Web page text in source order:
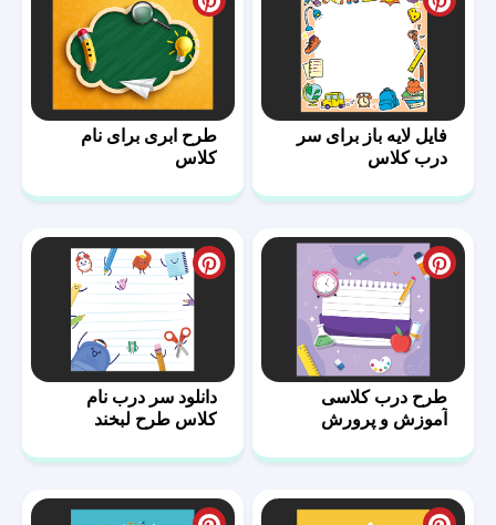
فایل لایه باز برای سر
درب کلاس
طرح ابری برای نام
کلاس
طرح درب کلاسی
آموزش و پرورش
دانلود سر درب نام
کلاس طرح لبخند